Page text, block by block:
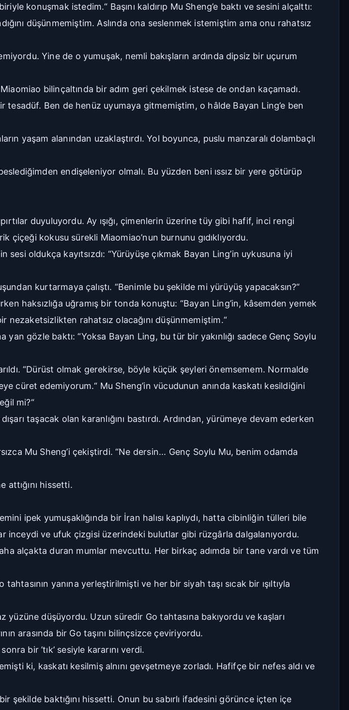
Sıkı Standart
Düz Manga-TR
Yorumlar
Bölüme Zıpla
İlk Bölüm Son Bölüm
konuşmak istedim.“ Başını kaldırıp Mu Sheng’e baktı ve sesini alçalttı:
düşünmemiştim. Aslında ona seslenmek istemiştim ama onu rahatsız
Yine de o yumuşak, nemli bakışların ardında dipsiz bir uçurum
bilinçaltında bir adım geri çekilmek istese de ondan kaçamadı.
Ben de henüz uyumaya gitmemiştim, o hâlde Bayan Ling’e ben
yaşam alanından uzaklaştırdı. Yol boyunca, puslu manzaralı dolambaçlı
endişeleniyor olmalı. Bu yüzden beni ıssız bir yere götürüp
duyuluyordu. Ay ışığı, çimenlerin üzerine tüy gibi hafif, inci rengi
çiçeği kokusu sürekli Miaomiao’nun burnunu gıdıklıyordu.
sesi oldukça kayıtsızdı: “Yürüyüşe çıkmak Bayan Ling’in uykusuna iyi
kurtarmaya çalıştı. “Benimle bu şekilde mi yürüyüş yapacaksın?“
haksızlığa uğramış bir tonda konuştu: “Bayan Ling’in, kâsemden yemek
rahatsız olacağını düşünmemiştim.“
gözle baktı: “Yoksa Bayan Ling, bu tür bir yakınlığı sadece Genç Soylu
“Dürüst olmak gerekirse, böyle küçük şeyleri önemsemem. Normalde
edemiyorum.“ Mu Sheng’in vücudunun anında kaskatı kesildiğini
mi?“
taşacak olan karanlığını bastırdı. Ardından, yürümeye devam ederken
Mu Sheng’i çekiştirdi. “Ne dersin... Genç Soylu Mu, benim odamda
attığını hissetti.
ipek yumuşaklığında bir İran halısı kaplıydı, hatta cibinliğin tülleri bile
inceydi ve ufuk çizgisi üzerindeki bulutlar gibi rüzgârla dalgalanıyordu.
alçakta duran mumlar mevcuttu. Her birkaç adımda bir tane vardı ve tüm
yanına yerleştirilmişti ve her bir siyah taşı sıcak bir ışıltıyla
düşüyordu. Uzun süredir Go tahtasına bakıyordu ve kaşları
arasında bir Go taşını bilinçsizce çeviriyordu.
bir ’tık’ sesiyle kararını verdi.
ki, kaskatı kesilmiş alnını gevşetmeye zorladı. Hafifçe bir nefes aldı ve
şekilde baktığını hissetti. Onun bu sabırlı ifadesini görünce içten içe